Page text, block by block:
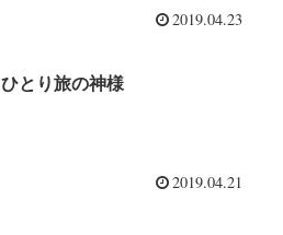
2019.04.23
ひとり旅の神様
2019.04.21